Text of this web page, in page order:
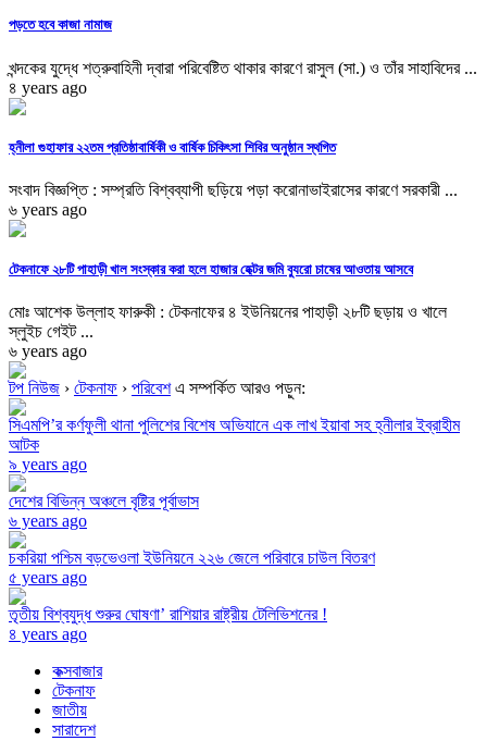
পড়তে হবে কাজা নামাজ
খন্দকের যুদ্ধে শত্রুবাহিনী দ্বারা পরিবেষ্টিত থাকার কারণে রাসুল (সা.) ও তাঁর সাহাবিদের ...
৪ years ago
হ্নীলা গুহাফার ২২তম প্রতিষ্ঠাবার্ষিকী ও বার্ষিক চিকিৎসা শিবির অনুষ্ঠান স্থগিত
সংবাদ বিজ্ঞপ্তি : সম্প্রতি বিশ্বব্যাপী ছড়িয়ে পড়া করোনাভাইরাসের কারণে সরকারী ...
৬ years ago
টেকনাফে ২৮টি পাহাড়ী খাল সংস্কার করা হলে হাজার হেক্টর জমি ব্যুরো চাষের আওতায় আসবে
মোঃ আশেক উল্লাহ ফারুকী : টেকনাফের ৪ ইউনিয়নের পাহাড়ী ২৮টি ছড়ায় ও খালে
স্লুইচ গেইট ...
৬ years ago
টপ নিউজ › টেকনাফ › পরিবেশএ সম্পর্কিত আরও পড়ুন:
সিএমপি’র কর্ণফুলী থানা পুলিশের বিশেষ অভিযানে এক লাখ ইয়াবা সহ হ্নীলার ইব্রাহীম
আটক
৯ years ago
দেশের বিভিন্ন অঞ্চলে বৃষ্টির পূর্বাভাস
৬ years ago
চকরিয়া পশ্চিম বড়ভেওলা ইউনিয়নে ২২৬ জেলে পরিবারে চাউল বিতরণ
৫ years ago
তৃতীয় বিশ্বযুদ্ধ শুরুর ঘোষণা’ রাশিয়ার রাষ্ট্রীয় টেলিভিশনের !
৪ years ago
কক্সবাজার
টেকনাফ
জাতীয়
সারাদেশ